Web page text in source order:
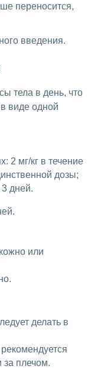
переносится,
введения.
тела в день, что
в виде одной
2 мг/кг в течение
дозы;
3 дней.
или
делать в
за плечом.